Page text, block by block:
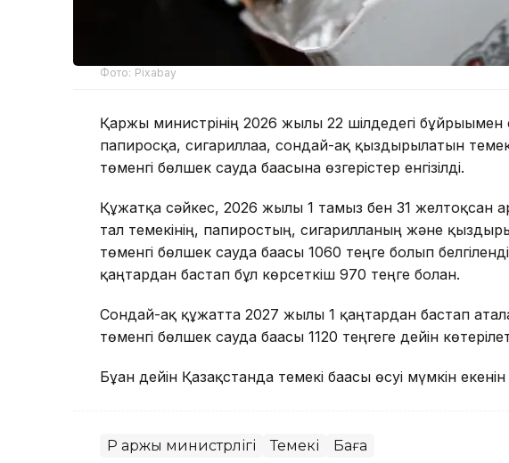
Фото: Pixabay
Қаржы министрінің 2026 жылғы 22 шілдедегі бұйрығымен
папиросқа, сигариллаға, сондай-ақ қыздырылатын темекі
төменгі бөлшек сауда бағасына өзгерістер енгізілді.
Құжатқа сәйкес, 2026 жылғы 1 тамыз бен 31 желтоқсан
тал темекінің, папиростың, сигарилланың және
төменгі бөлшек сауда бағасы 1060 теңге болып
қаңтардан бастап бұл көрсеткіш 970 теңге болған.
Сондай-ақ құжатта 2027 жылғы 1 қаңтардан бастап
төменгі бөлшек сауда бағасы 1120 теңгеге дейін
Бұған дейін Қазақстанда темекі бағасы өсуі мүмкін екенін
ҚР Қаржы министрлігі Темекі Баға